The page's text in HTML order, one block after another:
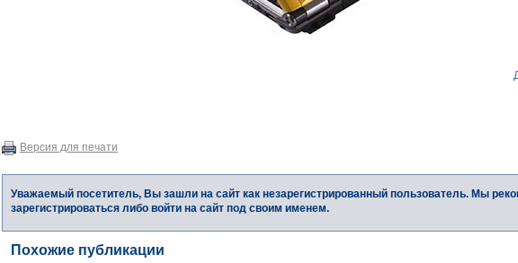
Версия для печати
Уважаемый посетитель, Вы зашли на сайт как незарегистрированный пользователь. Мы
зарегистрироваться либо войти на сайт под своим именем.
Похожие публикации